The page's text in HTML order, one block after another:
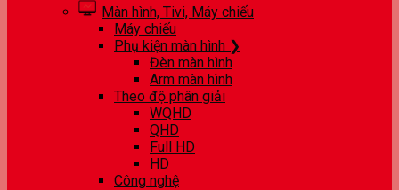
Màn hình, Tivi, Máy chiếu
Máy chiếu
Phụ kiện màn hình ❯
Đèn màn hình
Arm màn hình
Theo độ phân giải
WQHD
QHD
Full HD
HD
Công nghệ